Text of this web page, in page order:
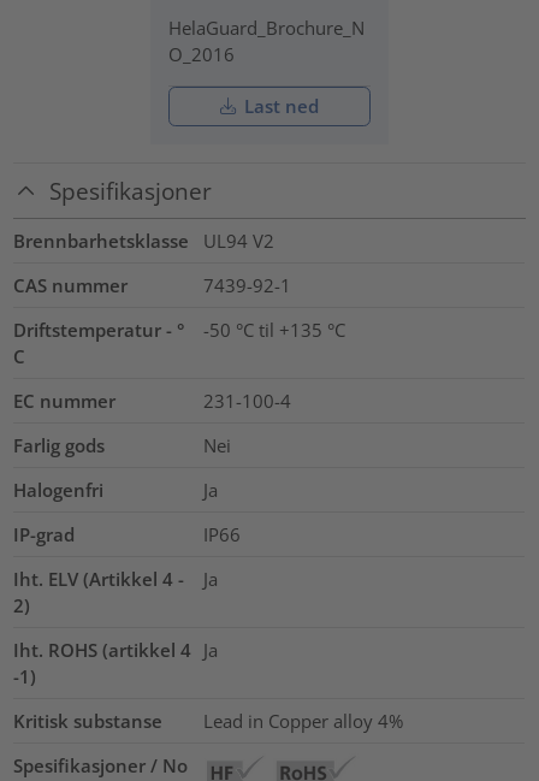
HelaGuard_Brochure_N
O_2016
Last ned
Spesifikasjoner
Brennbarhetsklasse
UL94 V2
CAS nummer
7439-92-1
Driftstemperatur - °
C
-50 °C til +135 °C
EC nummer
231-100-4
Farlig gods
Nei
Halogenfri
Ja
IP-grad
IP66
Iht. ELV (Artikkel 4 -
2)
Ja
Iht. ROHS (artikkel 4
-1)
Ja
Kritisk substanse Lead in Copper alloy 4%
Spesifikasjoner / No